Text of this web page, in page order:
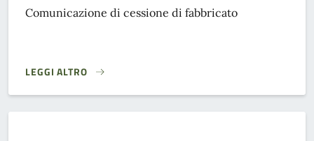
Comunicazione di cessione di fabbricato
LEGGI ALTRO
COMUNICAZIONE DI CESSIONE DI FABBRICATO}